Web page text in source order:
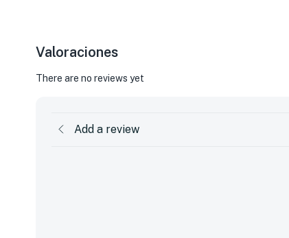
Valoraciones
There are no reviews yet
Add a review